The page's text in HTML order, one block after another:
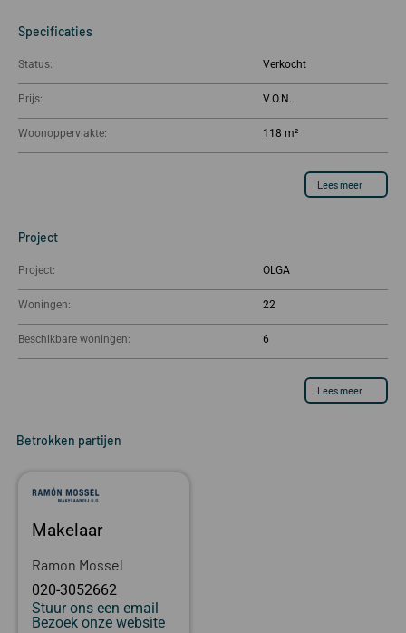
Specificaties
Status: Verkocht
Prijs:
Woonoppervlakte: 118 m²
Lees meer
Project
Project: OLGA
Woningen: 22
Beschikbare woningen: 6
Lees meer
Betrokken partijen
Makelaar
Ramon Mossel
020-3052662
Stuur ons een email
Bezoek onze website